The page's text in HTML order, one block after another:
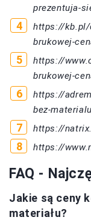
prezentuja-
https://
brukowej-
https://
brukowej-
https://
bez-
https://
https://
FAQ -
Jakie są ceny
materiału?